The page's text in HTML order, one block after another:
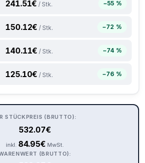
241.51€ / Stk. −55 %
150.12€ / Stk. −72 %
140.11€ / Stk. −74 %
125.10€ / Stk. −76 %
STÜCKPREIS (BRUTTO):
532.07€
inkl. 84.95€ MwSt.
(BRUTTO):